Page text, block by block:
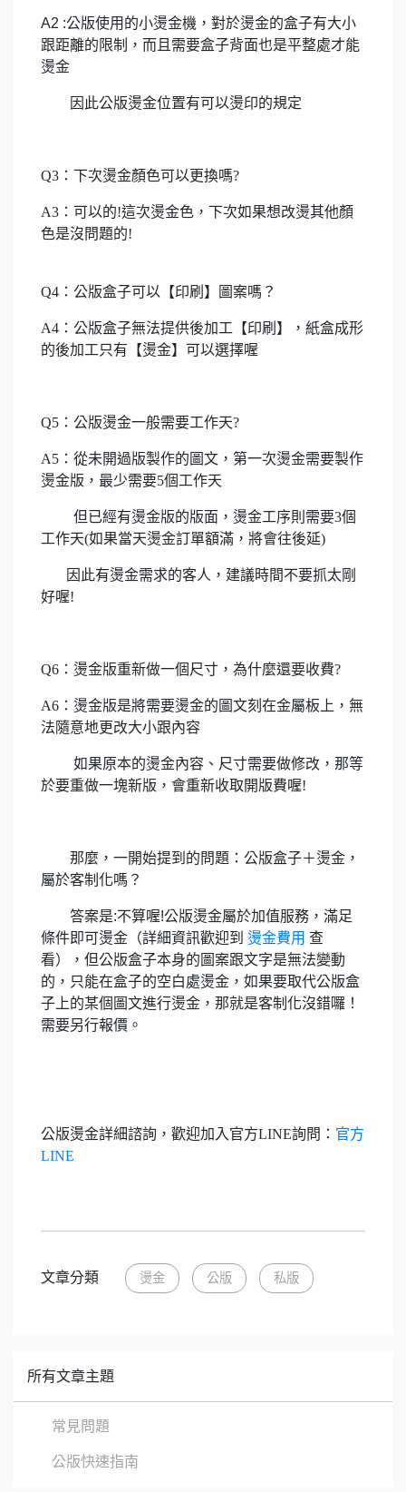
A2 :公版使用的小燙金機，對於燙金的盒子有大小
跟距離的限制，而且需要盒子背面也是平整處才能
燙金
因此公版燙金位置有可以燙印的規定
Q3：下次燙金顏色可以更換嗎?
A3：可以的!這次燙金色，下次如果想改燙其他顏
色是沒問題的!
Q4：公版盒子可以【印刷】圖案嗎？
A4：公版盒子無法提供後加工【印刷】，紙盒成形
的後加工只有【燙金】可以選擇喔
Q5：公版燙金一般需要工作天?
A5：從未開過版製作的圖文，第一次燙金需要製作
燙金版，最少需要5個工作天
但已經有燙金版的版面，燙金工序則需要3個
工作天(如果當天燙金訂單額滿，將會往後延)
因此有燙金需求的客人，建議時間不要抓太剛
好喔!
Q6：燙金版重新做一個尺寸，為什麼還要收費?
A6：燙金版是將需要燙金的圖文刻在金屬板上，無
法隨意地更改大小跟內容
如果原本的燙金內容、尺寸需要做修改，那等
於要重做一塊新版，會重新收取開版費喔!
那麼，一開始提到的問題：公版盒子＋燙金，
屬於客制化嗎？
答案是:不算喔!公版燙金屬於加值服務，滿足
條件即可燙金（詳細資訊歡迎到 燙金費用 查
看），但公版盒子本身的圖案跟文字是無法變動
的，只能在盒子的空白處燙金，如果要取代公版盒
子上的某個圖文進行燙金，那就是客制化沒錯囉！
需要另行報價。
公版燙金詳細諮詢，歡迎加入官方LINE詢問： 官方
LINE
文章分類 燙金 公版 私版
所有文章主題
常見問題
公版快速指南